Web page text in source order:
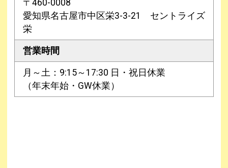
〒460-0008
愛知県名古屋市中区栄3-3-21 セントライズ
栄
営業時間
月～土：9:15～17:30 日・祝日休業
（年末年始・GW休業）